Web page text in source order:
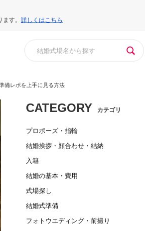
す。 詳しくはこちら
備レポを上手に見る方法
CATEGORY カテゴリ
プロポーズ・指輪
結婚挨拶・顔合わせ・結納
入籍
結婚の基本・費用
式場探し
結婚式準備
フォトウエディング・前撮り